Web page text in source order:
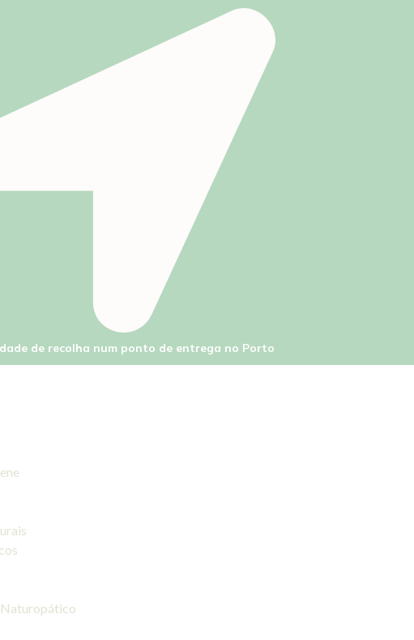
de recolha num ponto de entrega no Porto